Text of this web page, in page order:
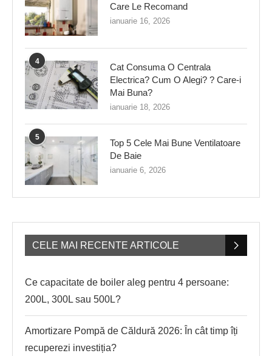
Care Le Recomand
ianuarie 16, 2026
4
Cat Consuma O Centrala
Electrica? Cum O Alegi? ? Care-i
Mai Buna?
ianuarie 18, 2026
5
Top 5 Cele Mai Bune Ventilatoare
De Baie
ianuarie 6, 2026
CELE MAI RECENTE ARTICOLE
Ce capacitate de boiler aleg pentru 4 persoane:
200L, 300L sau 500L?
Amortizare Pompă de Căldură 2026: În cât timp îți
recuperezi investiția?